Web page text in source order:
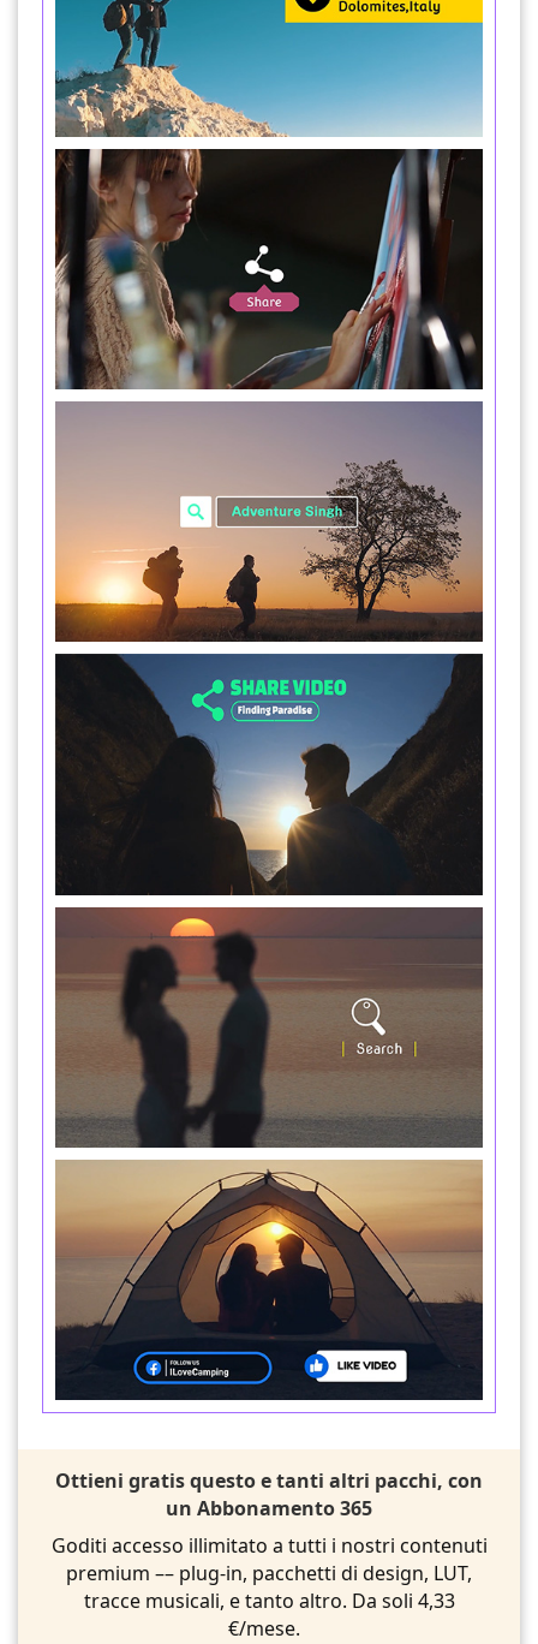
Ottieni gratis questo e tanti altri pacchi, con
un Abbonamento 365
Goditi accesso illimitato a tutti i nostri contenuti
premium –– plug-in, pacchetti di design, LUT,
tracce musicali, e tanto altro. Da soli 4,33
€/mese.